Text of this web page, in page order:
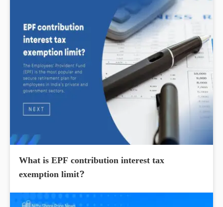
What is EPF contribution interest tax
exemption limit?